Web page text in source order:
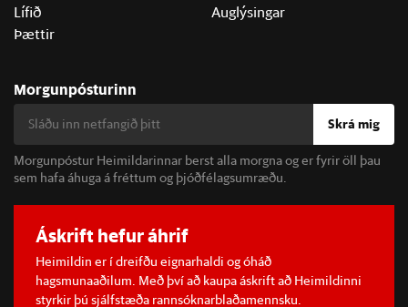
Lífið
Þættir
Auglýsingar
Morgunpósturinn
Skrá mig
Morgunpóstur Heimildarinnar berst alla morgna og er fyrir öll þau
sem hafa áhuga á fréttum og þjóðfélagsumræðu.
Áskrift hefur áhrif
Heimildin er í dreifðu eignarhaldi og óháð
hagsmunaaðilum. Með því að kaupa áskrift að Heimildinni
styrkir þú sjálfstæða rannsóknarblaðamennsku.